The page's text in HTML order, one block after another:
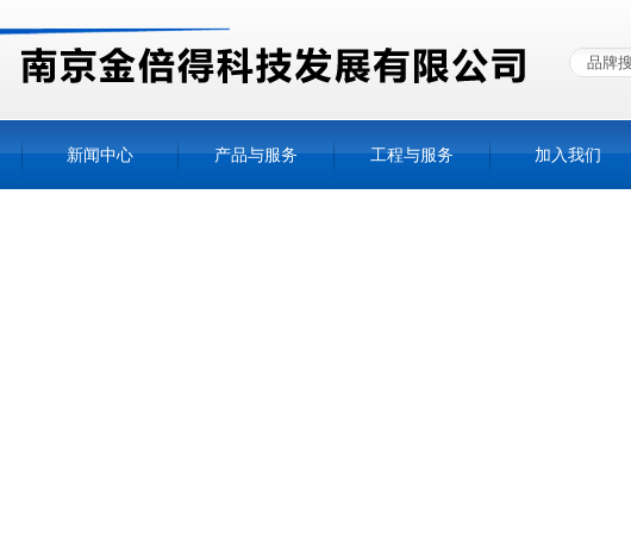
新闻中心 产品与服务 工程与服务 加入我们